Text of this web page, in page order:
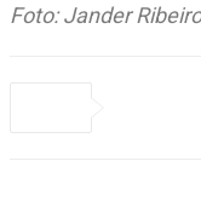
Foto: Jander Ribeiro